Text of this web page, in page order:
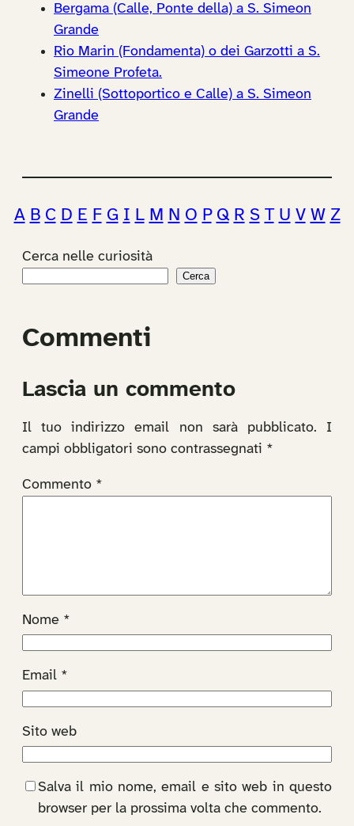
Bergama (Calle, Ponte della) a S. Simeon
Grande
Rio Marin (Fondamenta) o dei Garzotti a S.
Simeone Profeta.
Zinelli (Sottoportico e Calle) a S. Simeon
Grande
A B C D E F G I L M N O P Q R S T U V W Z
Cerca nelle curiosità
Cerca
Commenti
Lascia un commento
Il tuo indirizzo email non sarà pubblicato.
I
campi obbligatori sono contrassegnati *
Commento *
Nome *
Email *
Sito web
Salva il mio nome, email e sito web in questo
browser per la prossima volta che commento.